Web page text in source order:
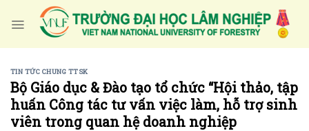
TIN TỨC CHUNG TTSK
Bộ Giáo dục & Đào tạo tổ chức “Hội thảo, tập
huấn Công tác tư vấn việc làm, hỗ trợ sinh
viên trong quan hệ doanh nghiệp